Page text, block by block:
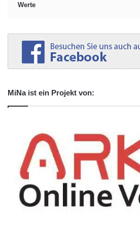
Werte
MiNa ist ein Projekt von: